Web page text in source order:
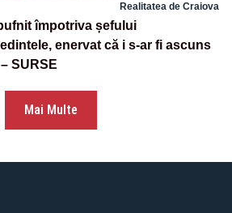
Realitatea de Craiova
împotriva șefului
enervat că i s-ar fi ascuns
SURSE
Mai Multe